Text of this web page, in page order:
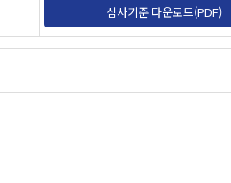
심사기준 다운로드(PDF)